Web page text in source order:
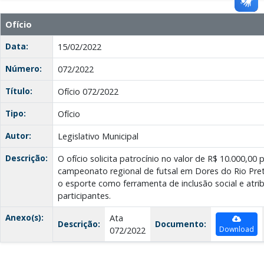
Ofício
Data:
15/02/2022
Número:
072/2022
Título:
Ofício 072/2022
Tipo:
Ofício
Autor:
Legislativo Municipal
Descrição:
O ofício solicita patrocínio no valor de R$ 10.000,00
campeonato regional de futsal em Dores do Rio
o esporte como ferramenta de inclusão social e
participantes.
Anexo(s):
Descrição:
Ata
072/2022
Documento: Download